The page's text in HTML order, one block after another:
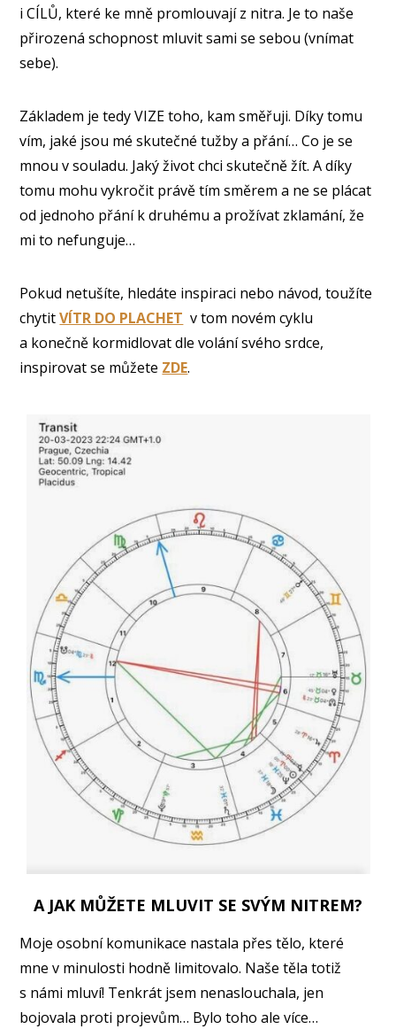
i CÍLŮ, které ke mně promlouvají z nitra. Je to naše
přirozená schopnost mluvit sami se sebou (vnímat
sebe).
Základem je tedy VIZE toho, kam směřuji. Díky tomu
vím, jaké jsou mé skutečné tužby a přání… Co je se
mnou v souladu. Jaký život chci skutečně žít. A díky
tomu mohu vykročit právě tím směrem a ne se plácat
od jednoho přání k druhému a prožívat zklamání, že
mi to nefunguje…
Pokud netušíte, hledáte inspiraci nebo návod, toužíte
chytitVÍTR DO PLACHET v tom novém cyklu
a konečně kormidlovat dle volání svého srdce,
inspirovat se můžete ZDE.
A JAK MŮŽETE MLUVIT SE SVÝM NITREM?
Moje osobní komunikace nastala přes tělo, které
mne v minulosti hodně limitovalo. Naše těla totiž
s námi mluví! Tenkrát jsem nenaslouchala, jen
bojovala proti projevům… Bylo toho ale více…